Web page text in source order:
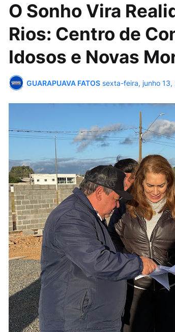
O Sonho Vira
Rios: Centro de
Idosos e Novas
GUARAPUAVA FATOS sexta-feira, junho 13,